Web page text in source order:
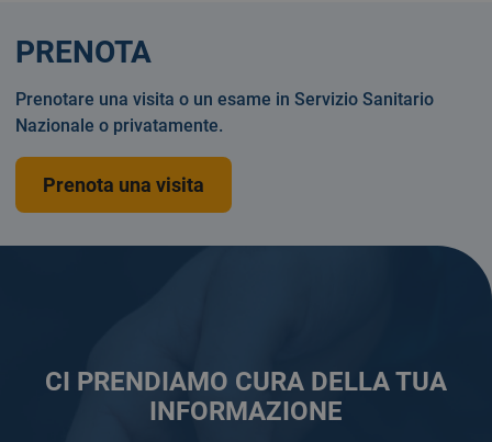
CI PRENDIAMO CURA DELLA TUA
INFORMAZIONE
PRENOTA
Prenotare una visita o un esame in Servizio Sanitario
Nazionale o privatamente.
Prenota una visita